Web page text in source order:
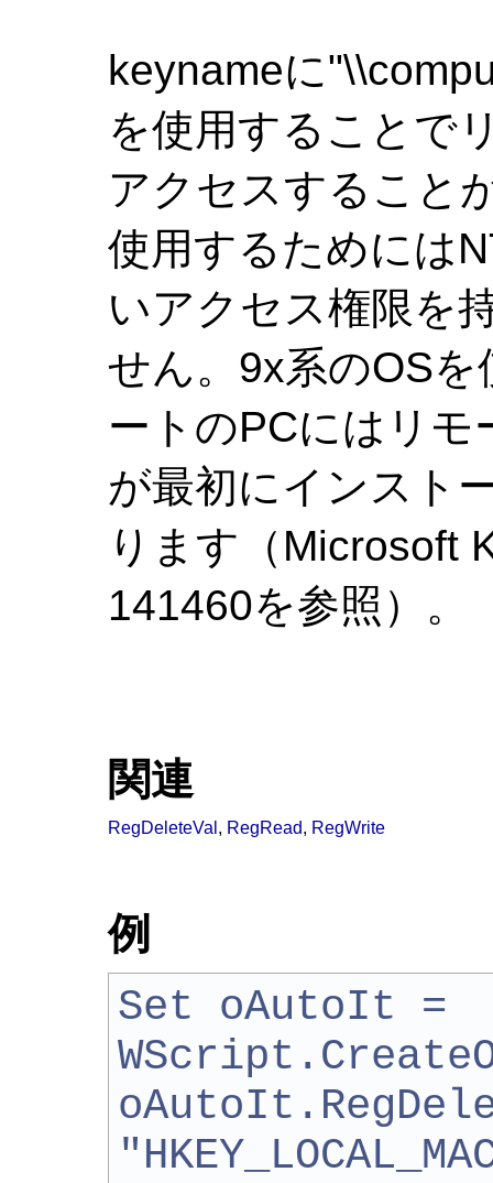
keynameに
を使用することで
アクセスすること
使用するためには
いアクセス権限を
せん。9x系のOS
ートのPCにはリ
が最初にインスト
ります（Microsoft
141460を参照）。
関連
RegDeleteVal , RegRead, RegWrite
例
Set oAutoIt =